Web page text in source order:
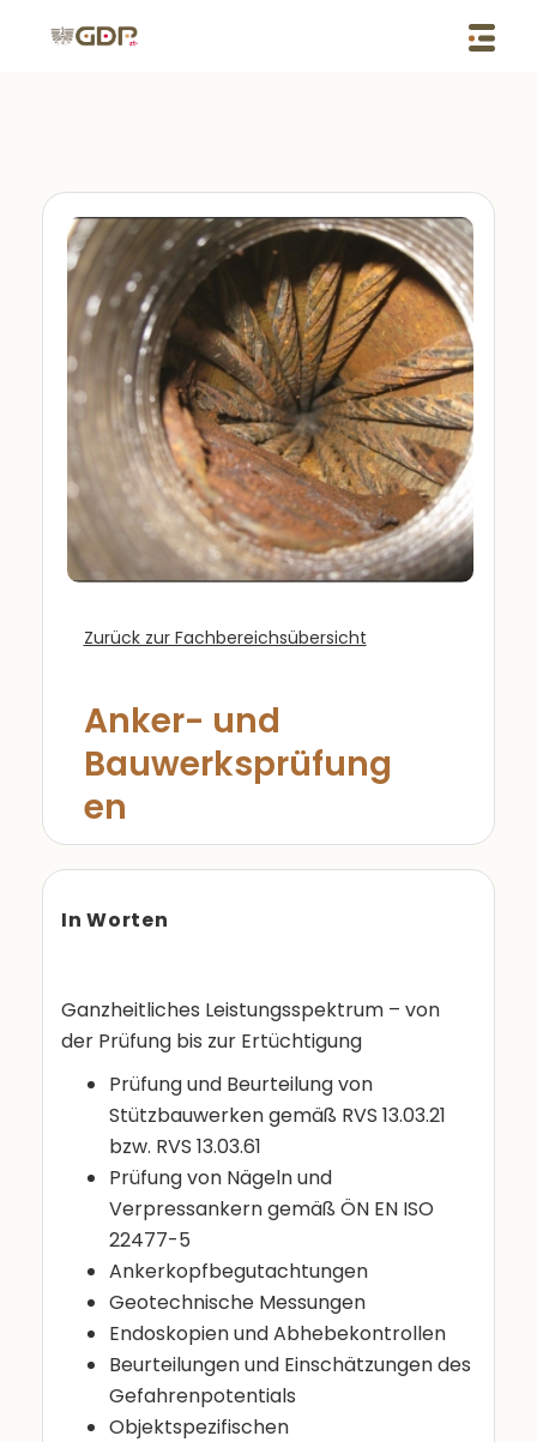
Zurück zur Fachbereichsübersicht
Anker- und
Bauwerksprüfung
en
In Worten
Ganzheitliches Leistungsspektrum – von
der Prüfung bis zur Ertüchtigung
Prüfung und Beurteilung von
Stützbauwerken gemäß RVS 13.03.21
bzw. RVS 13.03.61
Prüfung von Nägeln und
Verpressankern gemäß ÖN EN ISO
22477-5
Ankerkopfbegutachtungen
Geotechnische Messungen
Endoskopien und Abhebekontrollen
Beurteilungen und Einschätzungen des
Gefahrenpotentials
Objektspezifischen